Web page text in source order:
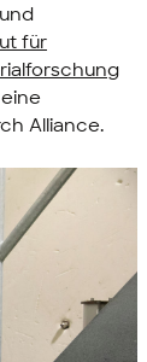
für
Alliance.